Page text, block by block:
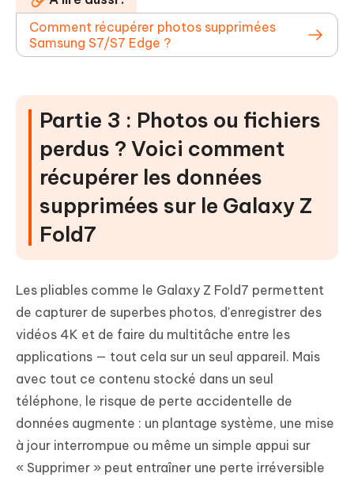
Comment récupérer photos supprimées
Samsung S7/S7 Edge ?
Partie 3 : Photos ou fichiers
perdus ? Voici comment
récupérer les données
supprimées sur le Galaxy Z
Fold7
Les pliables comme le Galaxy Z Fold7 permettent
de capturer de superbes photos, d'enregistrer des
vidéos 4K et de faire du multitâche entre les
applications — tout cela sur un seul appareil. Mais
avec tout ce contenu stocké dans un seul
téléphone, le risque de perte accidentelle de
données augmente : un plantage système, une mise
à jour interrompue ou même un simple appui sur
« Supprimer » peut entraîner une perte irréversible